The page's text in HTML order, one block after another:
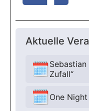
Aktuelle
Sebastian
Zufall“
One